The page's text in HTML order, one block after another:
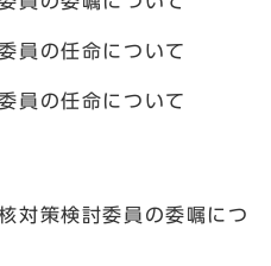
員の任命について
員の任命について
対策検討委員の委嘱につ